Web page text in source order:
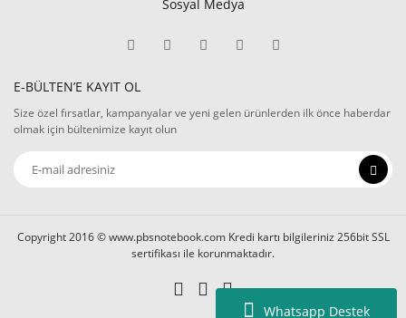
Whatsapp Destek
Sosyal Medya
E-BÜLTEN’E KAYIT OL
Size özel fırsatlar, kampanyalar ve yeni gelen ürünlerden ilk önce haberdar
olmak için bültenimize kayıt olun
Copyright 2016 © www.pbsnotebook.com Kredi kartı bilgileriniz 256bit SSL
sertifikası ile korunmaktadır.